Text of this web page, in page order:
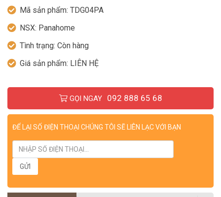
Mã sản phẩm: TDG04PA
NSX: Panahome
Tình trạng: Còn hàng
Giá sản phẩm: LIÊN HỆ
GỌI NGAY 092 888 65 68
ĐỂ LẠI SỐ ĐIỆN THOẠI CHÚNG TÔI SẼ LIÊN LẠC VỚI BẠN